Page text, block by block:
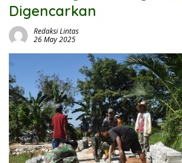
Digencarkan
Redaksi Lintas
26 May 2025